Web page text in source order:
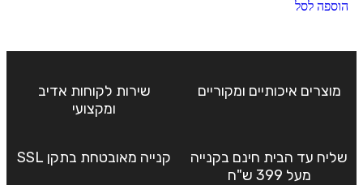
הוספה לסל
מוצרים איכותיים ומקוריים
שירות לקוחות אדיב
ומקצועי
שליח עד הבית חינם בקנייה
מעל 399 ש"ח
קנייה מאובטחת בתקן SSL